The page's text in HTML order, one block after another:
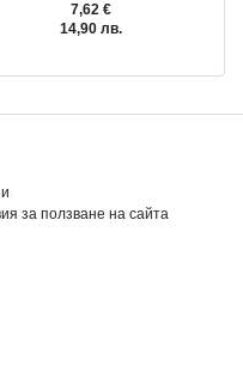
7,62 €
14,90 лв.
за ползване на сайта